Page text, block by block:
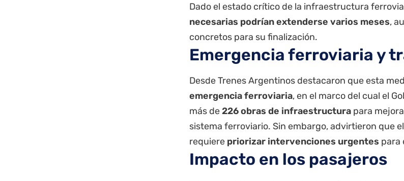
Dado el estado crítico de la infraestructura
necesarias podrían extenderse varios meses,
concretos para su finalización.
Emergencia ferroviaria y
Desde Trenes Argentinos destacaron que esta
emergencia ferroviaria, en el marco del cual el
más de226 obras de infraestructura para
sistema ferroviario. Sin embargo, advirtieron que
requiere priorizar intervenciones urgentes para
Impacto en los pasajeros